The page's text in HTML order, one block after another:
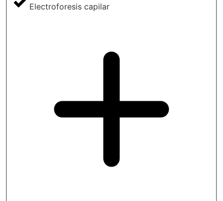
Electroforesis capilar